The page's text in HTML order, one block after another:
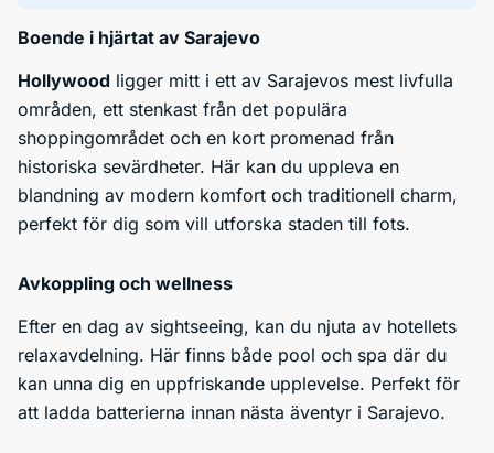
Boende i hjärtat av Sarajevo
Hollywood ligger mitt i ett av Sarajevos mest livfulla
områden, ett stenkast från det populära
shoppingområdet och en kort promenad från
historiska sevärdheter. Här kan du uppleva en
blandning av modern komfort och traditionell charm,
perfekt för dig som vill utforska staden till fots.
Avkoppling och wellness
Efter en dag av sightseeing, kan du njuta av hotellets
relaxavdelning. Här finns både pool och spa där du
kan unna dig en uppfriskande upplevelse. Perfekt för
att ladda batterierna innan nästa äventyr i Sarajevo.